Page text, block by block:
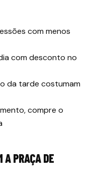
com menos
com desconto no
da tarde costumam
compre o
A PRAÇA DE